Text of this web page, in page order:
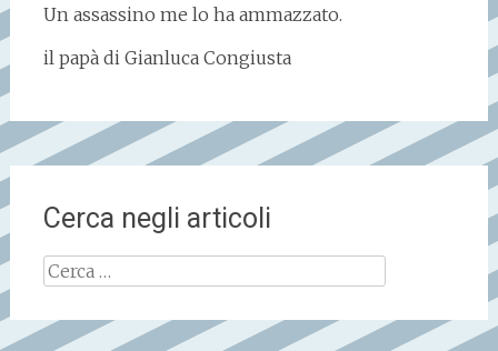
Un assassino me lo ha ammazzato.
il papà di Gianluca Congiusta
Cerca negli articoli
Ricerca